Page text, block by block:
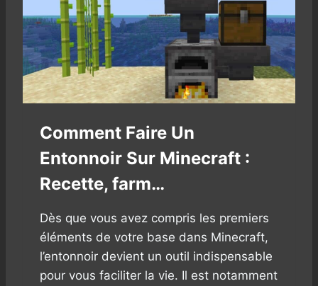
T
1
2
0
:
O
T
O
U
V
R
L
P
L
Comment Faire Un
Entonnoir Sur Minecraft :
Recette, farm…
Dès que vous avez compris les premiers
éléments de votre base dans Minecraft,
l’entonnoir devient un outil indispensable
pour vous faciliter la vie. Il est notamment